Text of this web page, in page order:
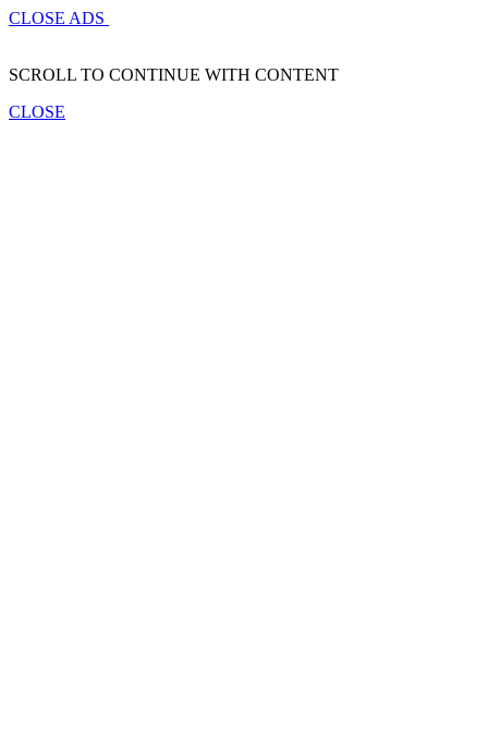
CLOSE ADS
SCROLL TO CONTINUE WITH CONTENT
CLOSE